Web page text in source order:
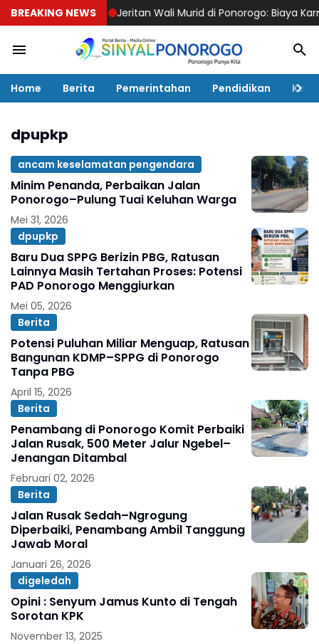
BREAKING NEWSJeritan Wali Murid di Ponorogo: Biaya Karnaval
Home Berita Pemerintahan Pendidikan
dpupkp
ancam keselamatan pengendara
Minim Penanda, Perbaikan Jalan
Ponorogo–Pulung Tuai Keluhan Warga
Mei 31, 2026
dpupkp
Baru Dua SPPG Berizin PBG, Ratusan
Lainnya Masih Tertahan Proses: Potensi
PAD Ponorogo Menggiurkan
Mei 05, 2026
Berita
Potensi Puluhan Miliar Menguap, Ratusan
Bangunan KDMP–SPPG di Ponorogo
Tanpa PBG
April 15, 2026
Berita
Penambang di Ponorogo Komit Perbaiki
Jalan Rusak, 500 Meter Jalur Ngebel–
Jenangan Ditambal
Februari 02, 2026
Berita
Jalan Rusak Sedah–Ngrogung
Diperbaiki, Penambang Ambil Tanggung
Jawab Moral
Januari 26, 2026
digeledah
Opini : Senyum Jamus Kunto di Tengah
Sorotan KPK
November 13, 2025